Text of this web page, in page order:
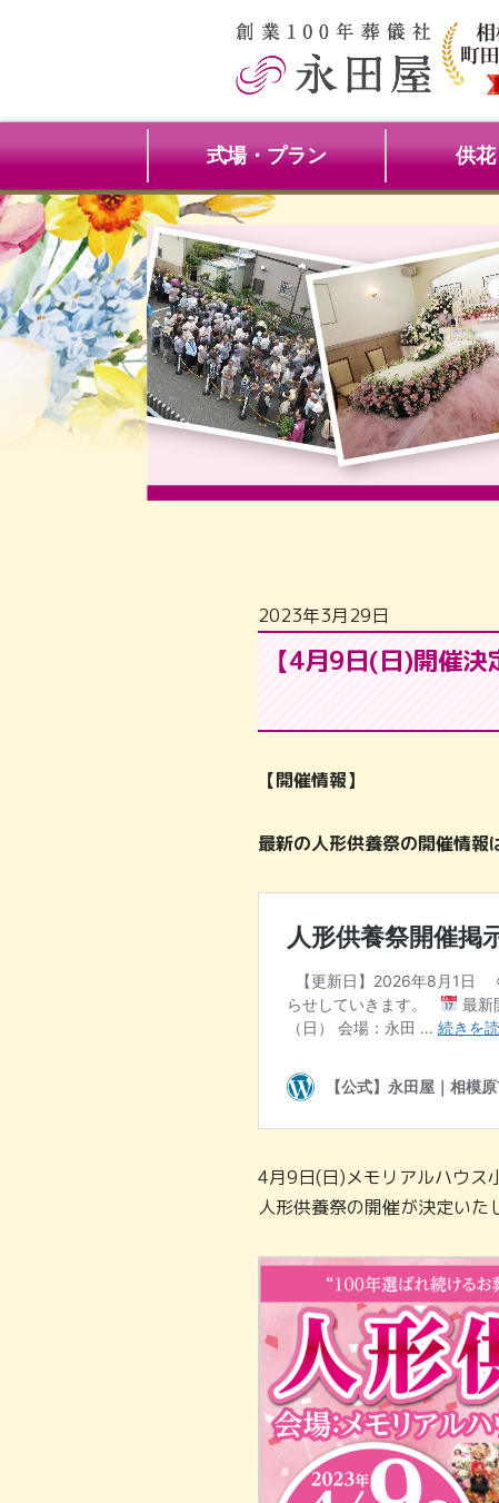
式場・プラン 供
2023年3月29日
【4月9日(日)開催
【開催情報】
最新の人形供養祭の開催情報
4月9日(日)メモリアルハウス
人形供養祭の開催が決定いた